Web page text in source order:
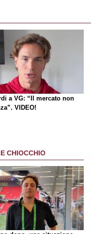
a VG: “Il mercato non
VIDEO!
CHIOCCHIO